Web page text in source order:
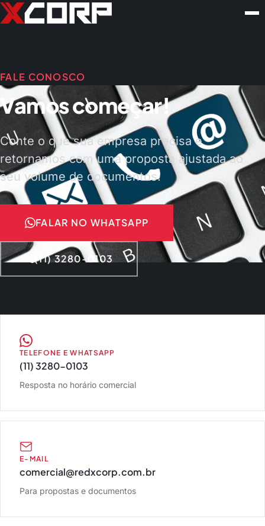
FALE CONOSCO
Vamos começar!
Conte o que sua empresa precisa e
retornamos com uma proposta ajustada ao
seu volume de documentos.
FALAR NO WHATSAPP
(11) 3280-0103
TELEFONE E WHATSAPP
(11) 3280-0103
Resposta no horário comercial
E-MAIL
comercial@redxcorp.com.br
Para propostas e documentos